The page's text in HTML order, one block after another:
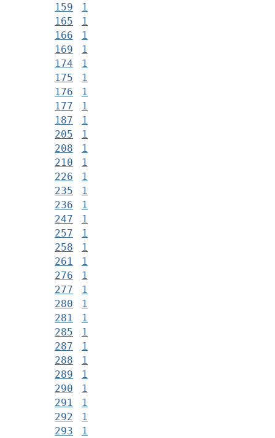
159
1
165
1
166
1
169
1
174
1
175
1
176
1
177
1
187
1
205
1
208
1
210
1
226
1
235
1
236
1
247
1
257
1
258
1
261
1
276
1
277
1
280
1
281
1
285
1
287
1
288
1
289
1
290
1
291
1
292
1
293
1